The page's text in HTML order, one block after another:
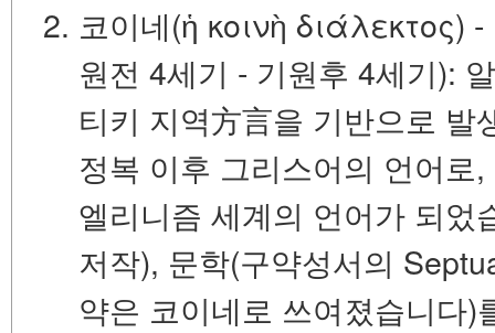
코이네(ἡ κοινὴ διάλεκτος)
원전 4세기 - 기원후 4세기):
티키 지역方言을 기반으로
정복 이후 그리스어의 언어로
엘리니즘 세계의 언어가 되었
저작), 문학(구약성서의
약은 코이네로 쓰여졌습니다)